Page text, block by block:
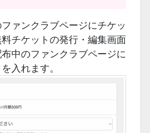
ァンクラブページにチケッ
チケットの発行・編集画面
中のファンクラブページに
入れます。